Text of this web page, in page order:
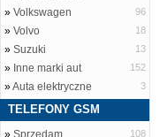
» Volkswagen 96
» Volvo 18
» Suzuki 13
» Inne marki aut 152
»Auta elektryczne 3
TELEFONY GSM
» Sprzedam 108